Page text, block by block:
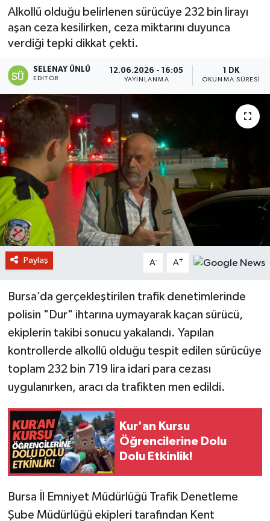
Alkollü olduğu belirlenen sürücüye 232 bin lirayı
aşan ceza kesilirken, ceza miktarını duyunca
verdiği tepki dikkat çekti.
SELENAY ÜNLÜ
EDITÖR
12.06.2026 - 16:05
YAYINLANMA
1 DK
OKUNMA SÜRESI
Paylaş A- A+
Bursa’da gerçekleştirilen trafik denetimlerinde
polisin "Dur" ihtarına uymayarak kaçan sürücü,
ekiplerin takibi sonucu yakalandı. Yapılan
kontrollerde alkollü olduğu tespit edilen sürücüye
toplam 232 bin 719 lira idari para cezası
uygulanırken, aracı da trafikten men edildi.
Kur'an Kursu
Öğrencilerine Dolu
Dolu Etkinlik!
Bursa İl Emniyet Müdürlüğü Trafik Denetleme
Şube Müdürlüğü ekipleri tarafından Kent